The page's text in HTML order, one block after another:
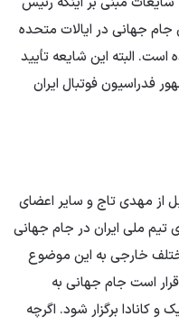
جام جهانی در ایالات متحده
البته این شایعه تأیید
فدراسیون فوتبال ایران
از مهدی تاج و سایر اعضای
تیم ملی ایران در جام جهانی
خارجی به این موضوع
قرار است جام جهانی به
کانادا برگزار شود. اگرچه